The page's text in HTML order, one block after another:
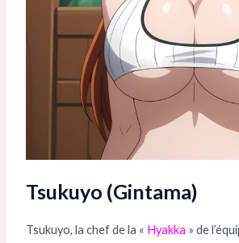
Tsukuyo (Gintama)
Tsukuyo, la chef de la « Hyakka » de